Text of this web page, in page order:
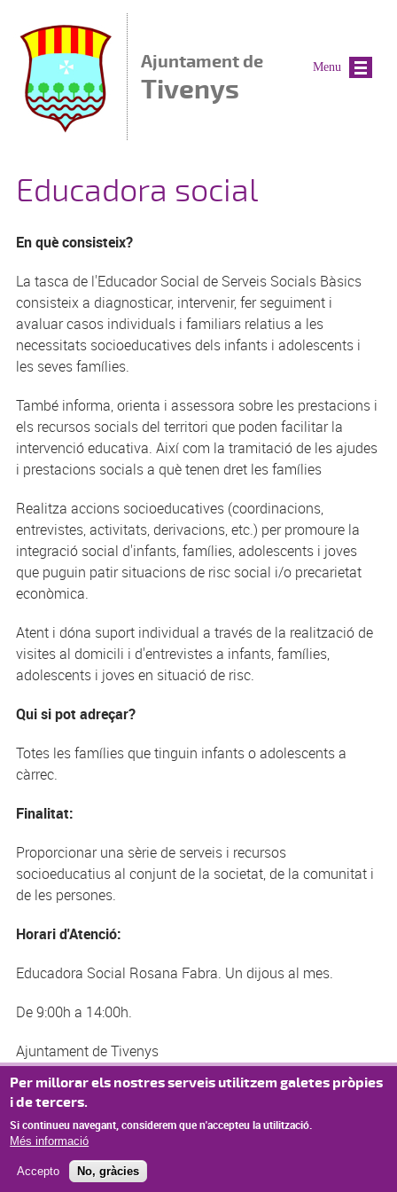
Ajuntament de
Tivenys
Educadora social
En què consisteix?
La tasca de l'Educador Social de Serveis Socials Bàsics
consisteix a diagnosticar, intervenir, fer seguiment i
avaluar casos individuals i familiars relatius a les
necessitats socioeducatives dels infants i adolescents i
les seves famílies.
També informa, orienta i assessora sobre les prestacions i
els recursos socials del territori que poden facilitar la
intervenció educativa. Així com la tramitació de les ajudes
i prestacions socials a què tenen dret les famílies
Realitza accions socioeducatives (coordinacions,
entrevistes, activitats, derivacions, etc.) per promoure la
integració social d'infants, famílies, adolescents i joves
que puguin patir situacions de risc social i/o precarietat
econòmica.
Atent i dóna suport individual a través de la realització de
visites al domicili i d'entrevistes a infants, famílies,
adolescents i joves en situació de risc.
Qui si pot adreçar?
Totes les famílies que tinguin infants o adolescents a
càrrec.
Finalitat:
Proporcionar una sèrie de serveis i recursos
socioeducatius al conjunt de la societat, de la comunitat i
de les persones.
Horari d'Atenció:
Educadora Social Rosana Fabra. Un dijous al mes.
De 9:00h a 14:00h.
Ajuntament de Tivenys
C/Abadia,10
43511 Tivenys
© Missatge de Copyright
Menu
Per millorar els nostres serveis utilitzem galetes pròpies
i de tercers.
Si continueu navegant, considerem que n'accepteu la utilització.
Més informació
Accepto No, gràcies